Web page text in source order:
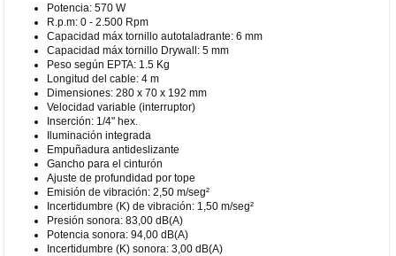
Potencia: 570 W
R.p.m: 0 - 2.500 Rpm
Capacidad máx tornillo autotaladrante: 6 mm
Capacidad máx tornillo Drywall: 5 mm
Peso según EPTA: 1.5 Kg
Longitud del cable: 4 m
Dimensiones: 280 x 70 x 192 mm
Velocidad variable (interruptor)
Inserción: 1/4" hex.
Iluminación integrada
Empuñadura antideslizante
Gancho para el cinturón
Ajuste de profundidad por tope
Emisión de vibración: 2,50 m/seg²
Incertidumbre (K) de vibración: 1,50 m/seg²
Presión sonora: 83,00 dB(A)
Potencia sonora: 94,00 dB(A)
Incertidumbre (K) sonora: 3,00 dB(A)